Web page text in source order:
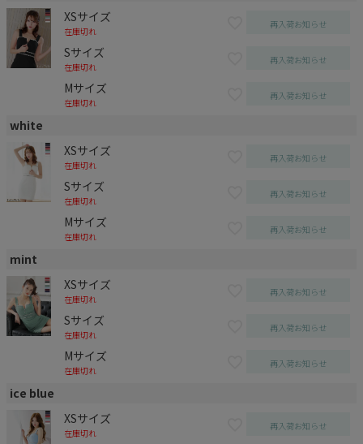
XSサイズ
在庫切れ
再入荷お知らせ
Sサイズ
在庫切れ
再入荷お知らせ
Mサイズ
在庫切れ
再入荷お知らせ
white
XSサイズ
在庫切れ
再入荷お知らせ
Sサイズ
在庫切れ
再入荷お知らせ
Mサイズ
在庫切れ
再入荷お知らせ
mint
XSサイズ
在庫切れ
再入荷お知らせ
Sサイズ
在庫切れ
再入荷お知らせ
Mサイズ
在庫切れ
再入荷お知らせ
ice blue
XSサイズ
在庫切れ
再入荷お知らせ